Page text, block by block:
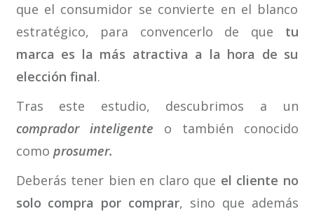
que el consumidor se convierte en el blanco
estratégico, para convencerlo de que tu
marca es la más atractiva a la hora de su
elección final.
Tras este estudio, descubrimos a un
comprador inteligente o también conocido
como prosumer.
Deberás tener bien en claro que el cliente no
solo compra por comprar, sino que además